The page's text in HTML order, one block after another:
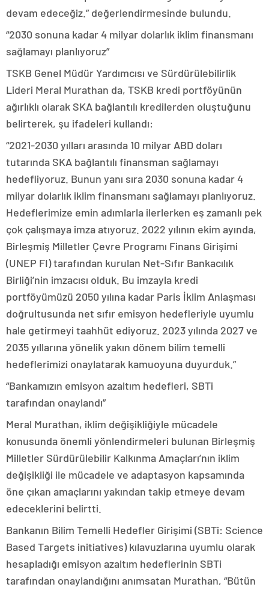
devam edeceğiz.” değerlendirmesinde bulundu.
“2030 sonuna kadar 4 milyar dolarlık iklim finansmanı
sağlamayı planlıyoruz”
TSKB Genel Müdür Yardımcısı ve Sürdürülebilirlik
Lideri Meral Murathan da, TSKB kredi portföyünün
ağırlıklı olarak SKA bağlantılı kredilerden oluştuğunu
belirterek, şu ifadeleri kullandı:
“2021-2030 yılları arasında 10 milyar ABD doları
tutarında SKA bağlantılı finansman sağlamayı
hedefliyoruz. Bunun yanı sıra 2030 sonuna kadar 4
milyar dolarlık iklim finansmanı sağlamayı planlıyoruz.
Hedeflerimize emin adımlarla ilerlerken eş zamanlı pek
çok çalışmaya imza atıyoruz. 2022 yılının ekim ayında,
Birleşmiş Milletler Çevre Programı Finans Girişimi
(UNEP FI) tarafından kurulan Net-Sıfır Bankacılık
Birliği’nin imzacısı olduk. Bu imzayla kredi
portföyümüzü 2050 yılına kadar Paris İklim Anlaşması
doğrultusunda net sıfır emisyon hedefleriyle uyumlu
hale getirmeyi taahhüt ediyoruz. 2023 yılında 2027 ve
2035 yıllarına yönelik yakın dönem bilim temelli
hedeflerimizi onaylatarak kamuoyuna duyurduk.”
“Bankamızın emisyon azaltım hedefleri, SBTi
tarafından onaylandı”
Meral Murathan, iklim değişikliğiyle mücadele
konusunda önemli yönlendirmeleri bulunan Birleşmiş
Milletler Sürdürülebilir Kalkınma Amaçları’nın iklim
değişikliği ile mücadele ve adaptasyon kapsamında
öne çıkan amaçlarını yakından takip etmeye devam
edeceklerini belirtti.
Bankanın Bilim Temelli Hedefler Girişimi (SBTi: Science
Based Targets initiatives) kılavuzlarına uyumlu olarak
hesapladığı emisyon azaltım hedeflerinin SBTi
tarafından onaylandığını anımsatan Murathan, “Bütün